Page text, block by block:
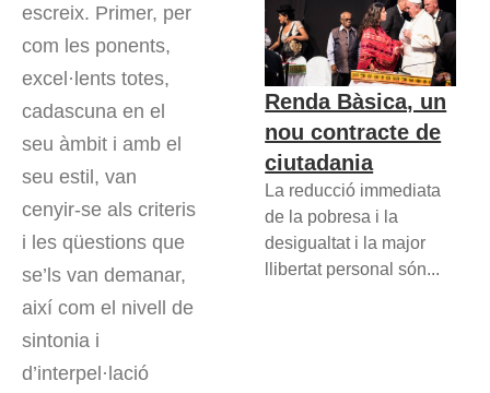
escreix. Primer, per
com les ponents,
excel·lents totes,
cadascuna en el
seu àmbit i amb el
seu estil, van
cenyir-se als criteris
i les qüestions que
se’ls van demanar,
així com el nivell de
sintonia i
d’interpel·lació
Renda Bàsica, un
nou contracte de
ciutadania
La reducció immediata
de la pobresa i la
desigualtat i la major
llibertat personal són...